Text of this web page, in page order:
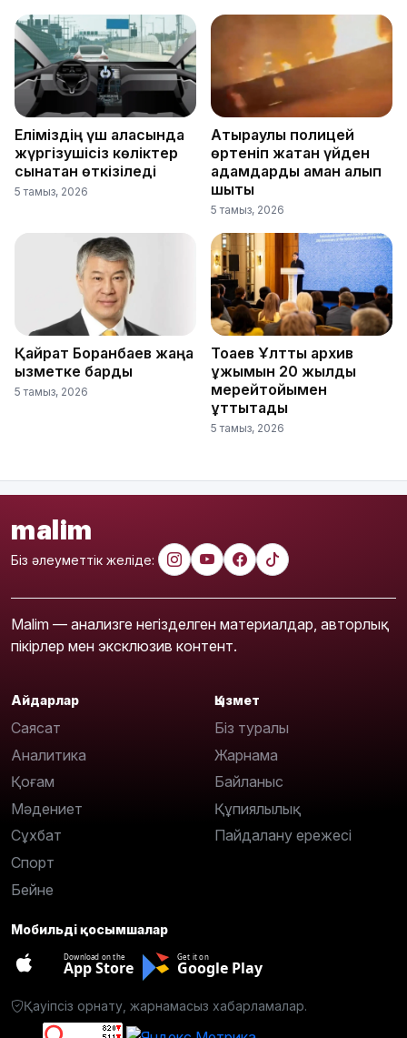
Еліміздің үш қаласында
жүргізушісіз көліктер
сынақтан өткізіледі
5 тамыз, 2026
Атыраулық полицей
өртеніп жатқан үйден
адамдарды аман алып
шықты
5 тамыз, 2026
Қайрат Боранбаев жаңа
қызметке барды
5 тамыз, 2026
Тоқаев Ұлттық архив
ұжымын 20 жылдық
мерейтойымен
құттықтады
5 тамыз, 2026
malim
Біз әлеуметтік желіде:
Malim — анализге негізделген материалдар, авторлық
пікірлер мен эксклюзив контент.
Айдарлар
Саясат
Аналитика
Қоғам
Мәдениет
Сұхбат
Спорт
Бейне
Қызмет
Біз туралы
Жарнама
Байланыс
Құпиялылық
Пайдалану ережесі
Мобильді қосымшалар
Download on the
App Store
Get it on
Google Play
Қауіпсіз орнату, жарнамасыз хабарламалар.